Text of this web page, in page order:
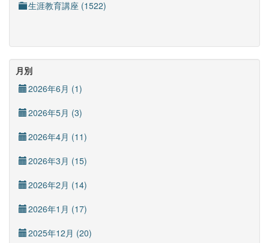
生涯教育講座 (1522)
月別
2026年6月 (1)
2026年5月 (3)
2026年4月 (11)
2026年3月 (15)
2026年2月 (14)
2026年1月 (17)
2025年12月 (20)